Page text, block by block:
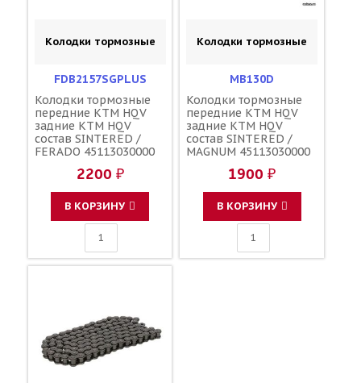
Колодки тормозные
FDB2157SGPLUS
Колодки тормозные
передние KTM HQV
задние KTM HQV
состав SINTERED /
FERADO 45113030000
2200 ₽
В КОРЗИНУ
Колодки тормозные
MB130D
Колодки тормозные
передние KTM HQV
задние KTM HQV
состав SINTERED /
MAGNUM 45113030000
1900 ₽
В КОРЗИНУ